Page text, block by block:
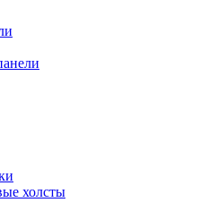
холсты